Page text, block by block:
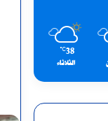
38
℃
الثلاثاء